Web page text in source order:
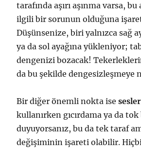
tarafında aşırı aşınma varsa,
ilgili bir sorunun olduğuna
Düşünsenize, biri yalnızca sağ
ya da sol ayağına yükleniyor;
dengenizi bozacak!
da bu şekilde dengesizleşmeye
Bir diğer önemli nokta isesesler
kullanırken gıcırdama ya da
duyuyorsanız, bu da tek taraf
değişiminin işareti olabilir.